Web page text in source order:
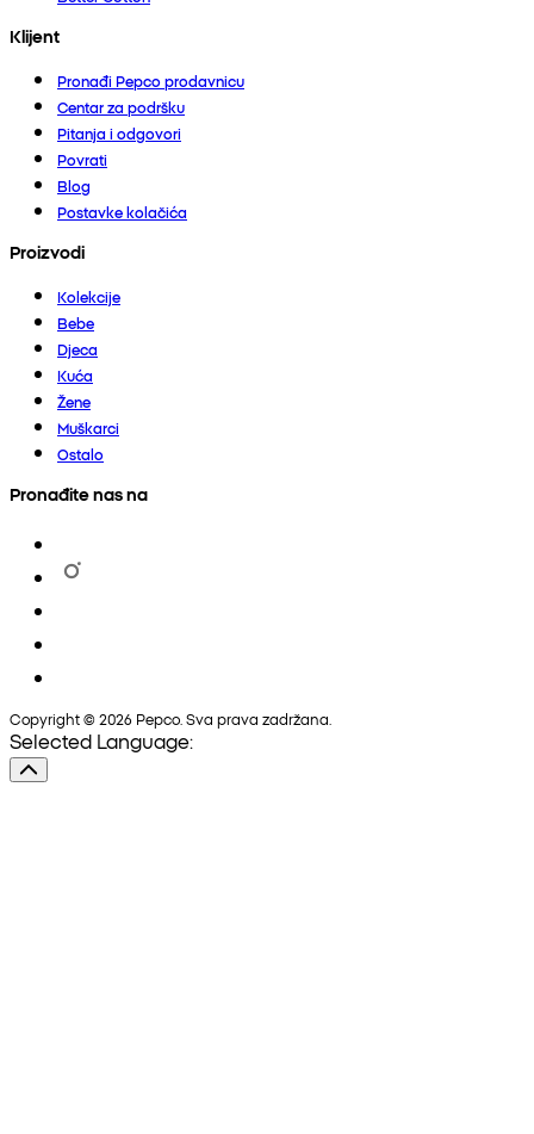
Klijent
Pronađi Pepco prodavnicu
Centar za podršku
Pitanja i odgovori
Povrati
Blog
Postavke kolačića
Proizvodi
Kolekcije
Bebe
Djeca
Kuća
Žene
Muškarci
Ostalo
Pronađite nas na
Copyright © 2026 Pepco. Sva prava zadržana.
Selected Language: